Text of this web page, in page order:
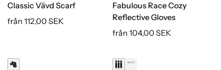
Classic Vävd Scarf
från 112,00 SEK
Fabulous Race Cozy
Reflective Gloves
från 104,00 SEK